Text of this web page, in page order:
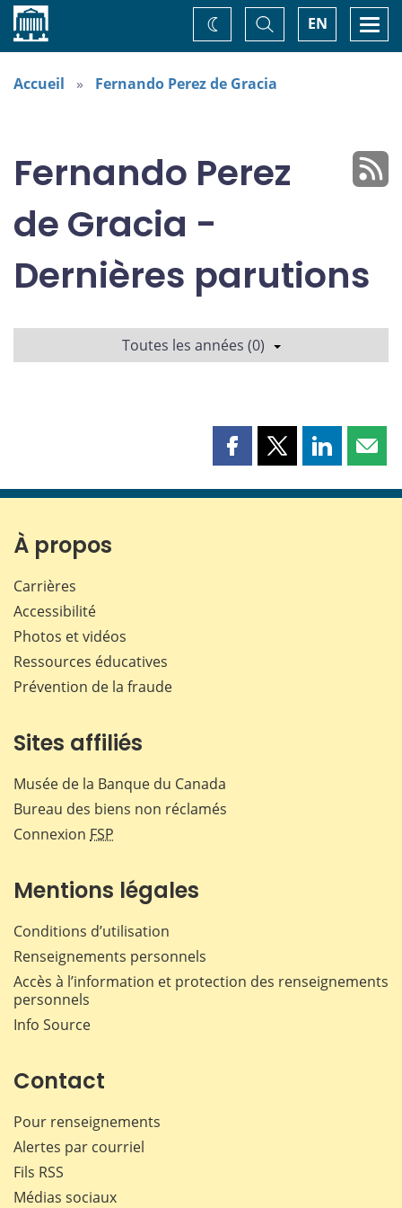
Accueil EN
Basculer
la
recherche
Changez
de
thème
Accueil Fernando Perez de Gracia
Fernando Perez
de Gracia -
Dernières parutions
Toutes les années (0)
Partager
page
Partager
page
Partager
page page
À propos
Carrières
Accessibilité
Photos et vidéos
Ressources éducatives
Prévention de la fraude
Sites affiliés
Musée de la Banque du Canada
Bureau des biens non réclamés
Connexion FSP
Mentions légales
Conditions d’utilisation
Renseignements personnels
Accès à l’information et protection des renseignements
personnels
Info Source
Contact
Pour renseignements
Alertes par courriel
Fils RSS
Médias sociaux